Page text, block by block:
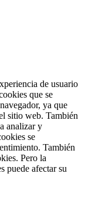
de usuario
que se
ya que
sitio web. También
analizar y
se
También
Pero la
puede afectar su